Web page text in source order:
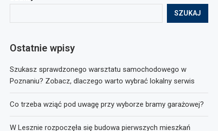
SZUKAJ
Ostatnie wpisy
Szukasz sprawdzonego warsztatu samochodowego w
Poznaniu? Zobacz, dlaczego warto wybrać lokalny serwis
Co trzeba wziąć pod uwagę przy wyborze bramy garażowej?
W Lesznie rozpoczęła się budowa pierwszych mieszkań